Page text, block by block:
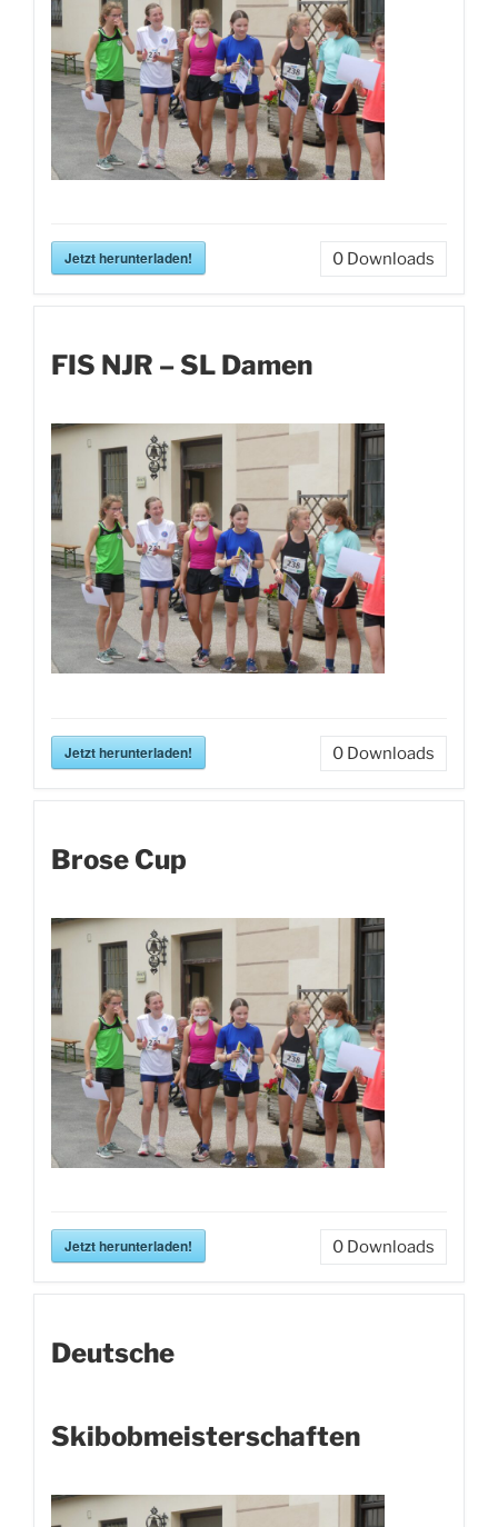
Jetzt herunterladen! 0 Downloads
FIS NJR – SL Damen
Jetzt herunterladen! 0 Downloads
Brose Cup
Jetzt herunterladen! 0 Downloads
Deutsche
Skibobmeisterschaften